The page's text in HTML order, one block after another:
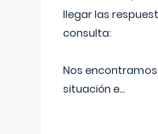
llegar las
consulta:
Nos
situación e...